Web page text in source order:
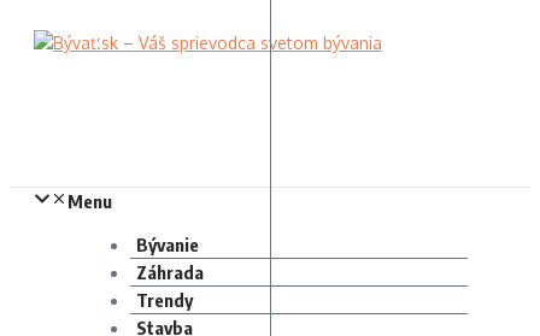
Menu
Bývanie
Záhrada
Trendy
Stavba